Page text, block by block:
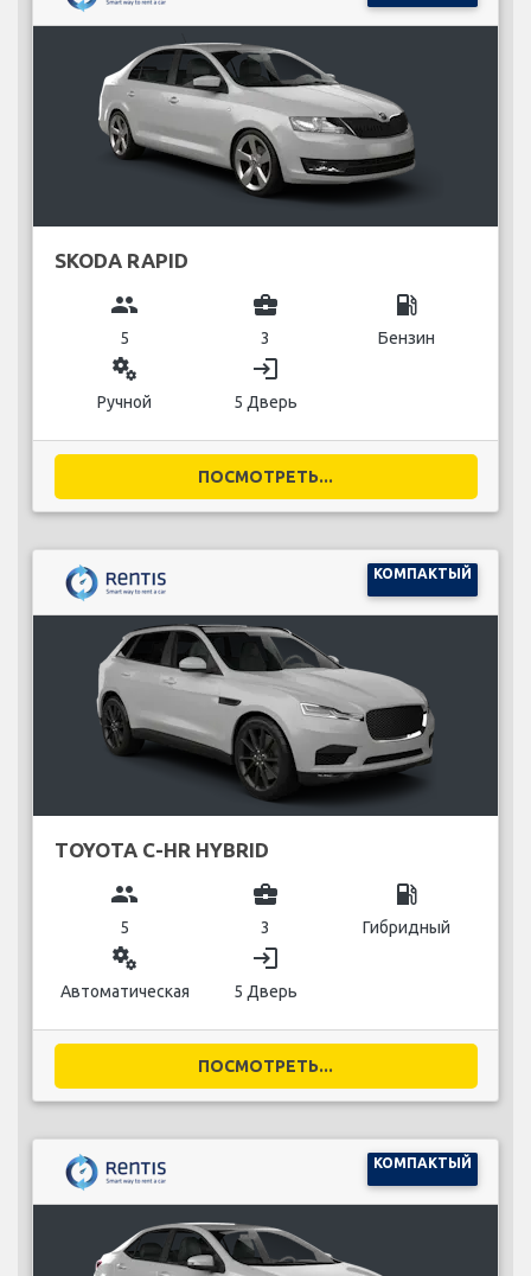
SKODA RAPID
group
5
business_center
3
local_gas_station
Бензин
miscellaneous_services
Ручной
login
5 Дверь
ПОСМОТРЕТЬ...
КОМПАКТЫЙ
TOYOTA C-HR HYBRID
group
5
business_center
3
local_gas_station
Гибридный
miscellaneous_services
Автоматическая
login
5 Дверь
ПОСМОТРЕТЬ...
КОМПАКТЫЙ